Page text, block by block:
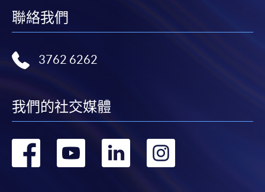
聯絡我們
3762 6262
我們的社交媒體
轉
轉
轉